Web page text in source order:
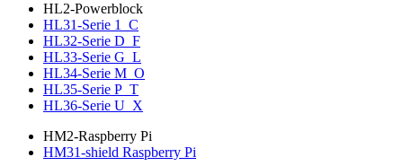
HL2-Powerblock
HL31-Serie 1_C
HL32-Serie D_F
HL33-Serie G_L
HL34-Serie M_O
HL35-Serie P_T
HL36-Serie U_X
HM2-Raspberry Pi
HM31-shield Raspberry Pi